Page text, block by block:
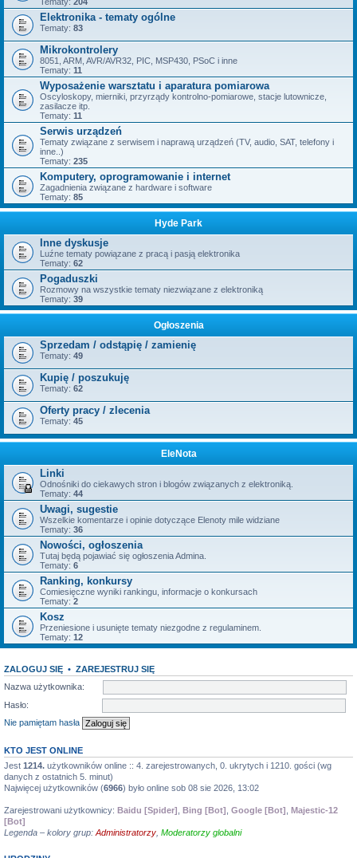
Elektronika - tematy ogólne
Tematy: 83
Mikrokontrolery
8051, ARM, AVR/AVR32, PIC, MSP430, PSoC i inne
Tematy: 11
Wyposażenie warsztatu i aparatura pomiarowa
Oscyloskopy, mierniki, przyrządy kontrolno-pomiarowe, stacje lutownicze,
zasilacze itp.
Tematy: 11
Serwis urządzeń
Tematy związane z serwisem i naprawą urządzeń (TV, audio, SAT, telefony i
inne..)
Tematy: 235
Komputery, oprogramowanie i internet
Zagadnienia związane z hardware i software
Tematy: 85
Hyde Park
Inne dyskusje
Luźne tematy powiązane z pracą i pasją elektronika
Tematy: 62
Pogaduszki
Rozmowy na wszystkie tematy niezwiązane z elektroniką
Tematy: 39
Ogłoszenia
Sprzedam / odstąpię / zamienię
Tematy: 49
Kupię / poszukuję
Tematy: 62
Oferty pracy / zlecenia
Tematy: 45
EleNota
Linki
Odnośniki do ciekawych stron i blogów związanych z elektroniką.
Tematy: 44
Uwagi, sugestie
Wszelkie komentarze i opinie dotyczące Elenoty mile widziane
Tematy: 36
Nowości, ogłoszenia
Tutaj będą pojawiać się ogłoszenia Admina.
Tematy: 6
Ranking, konkursy
Comiesięczne wyniki rankingu, informacje o konkursach
Tematy: 2
Kosz
Przeniesione i usunięte tematy niezgodne z regulaminem.
Tematy: 12
ZALOGUJ SIĘ • ZAREJESTRUJ SIĘ
Nazwa użytkownika:
Hasło:
Nie pamiętam hasła
KTO JEST ONLINE
Jest 1214. użytkowników online :: 4. zarejestrowanych, 0. ukrytych i 1210. gości (wg
danych z ostatnich 5. minut)
Najwięcej użytkowników (6966) było online sob 08 sie 2026, 13:02
Zarejestrowani użytkownicy: Baidu [Spider] Bing [Bot] Google [Bot] Majestic-12
[Bot]
Legenda – kolory grup: Administratorzy Moderatorzy globalni